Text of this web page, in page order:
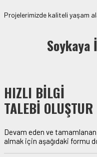
Projelerimizde kaliteli yaşam
HIZLI BİLGİ
TALEBİ OLUŞTUR
Devam eden ve
almak için aşağıdaki formu